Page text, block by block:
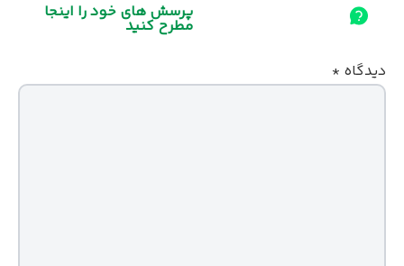
پرسش های خود را اینجا
مطرح کنید
دیدگاه *